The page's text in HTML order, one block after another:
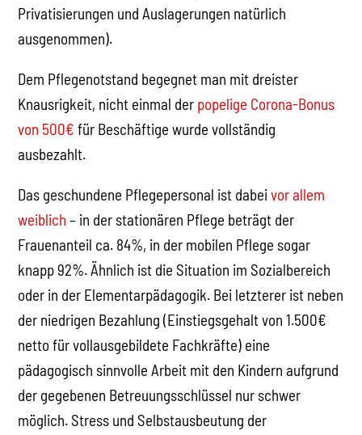
Privatisierungen und Auslagerungen natürlich
ausgenommen).
Dem Pflegenotstand begegnet man mit dreister
Knausrigkeit, nicht einmal der popelige Corona-Bonus
von 500€ für Beschäftige wurde vollständig
ausbezahlt.
Das geschundene Pflegepersonal ist dabeivor allem
weiblich – in der stationären Pflege beträgt der
Frauenanteil ca. 84%, in der mobilen Pflege sogar
knapp 92%. Ähnlich ist die Situation im Sozialbereich
oder in der Elementarpädagogik. Bei letzterer ist neben
der niedrigen Bezahlung (Einstiegsgehalt von 1.500€
netto für vollausgebildete Fachkräfte) eine
pädagogisch sinnvolle Arbeit mit den Kindern aufgrund
der gegebenen Betreuungsschlüssel nur schwer
möglich. Stress und Selbstausbeutung der